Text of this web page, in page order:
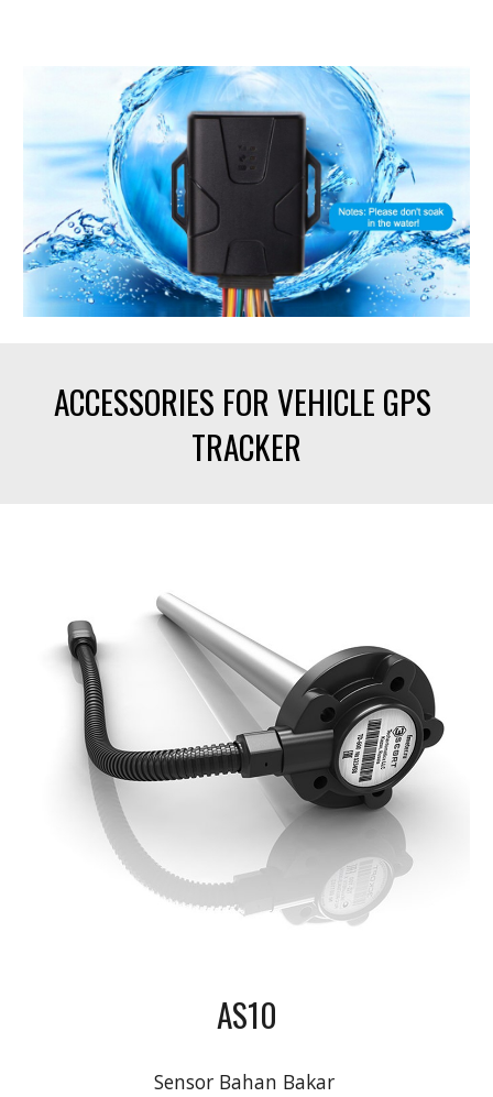
ACCESSORIES FOR VEHICLE GPS
TRACKER
AS10
Sensor Bahan Bakar